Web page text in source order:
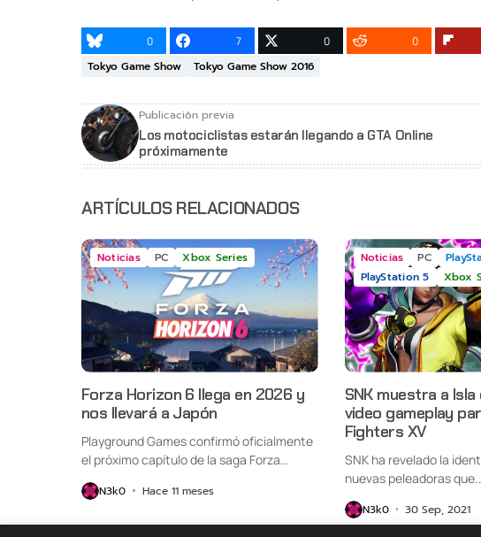
0 7 0 0
Tokyo Game Show Tokyo Game Show 2016
Publicación previa
Los motociclistas estarán llegando a GTA Online
próximamente
ARTÍCULOS RELACIONADOS
Noticias PC Xbox Series
Forza Horizon 6 llega en 2026 y
nos llevará a Japón
Playground Games confirmó oficialmente
el próximo capítulo de la saga Forza
N3k0 Hace 11 meses
Noticias PC
PlayStation 5
Xbox
SNK muestra a Isla
video gameplay
Fighters XV
SNK ha revelado la
nuevas peleadoras
N3k0 30 Sep, 2021